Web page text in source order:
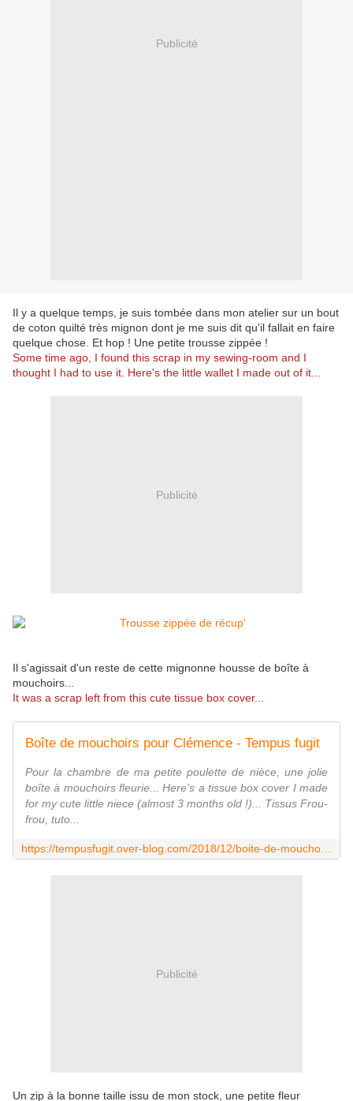
Publicité
Il y a quelque temps, je suis tombée dans mon atelier sur un bout
de coton quilté très mignon dont je me suis dit qu'il fallait en faire
quelque chose. Et hop ! Une petite trousse zippée !
Some time ago, I found this scrap in my sewing-room and I
thought I had to use it. Here's the little wallet I made out of it...
Publicité
Il s'agissait d'un reste de cette mignonne housse de boîte à
mouchoirs...
It was a scrap left from this cute tissue box cover...
Boîte de mouchoirs pour Clémence - Tempus fugit
Pour la chambre de ma petite poulette de nièce, une jolie
boîte à mouchoirs fleurie... Here's a tissue box cover I made
for my cute little niece (almost 3 months old !)... Tissus Frou-
frou, tuto...
Publicité
Un zip à la bonne taille issu de mon stock, une petite fleur